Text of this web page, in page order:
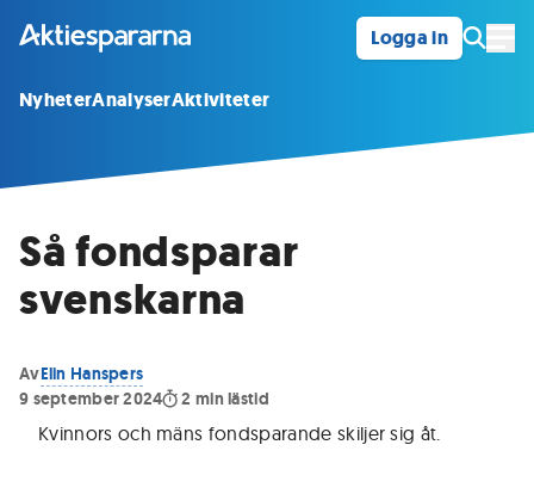
Logga in
NyheterAnalyserAktiviteter
Så fondsparar
svenskarna
AvElin Hanspers
9 september 2024
2 min lästid
Kvinnors och mäns fondsparande skiljer sig åt.